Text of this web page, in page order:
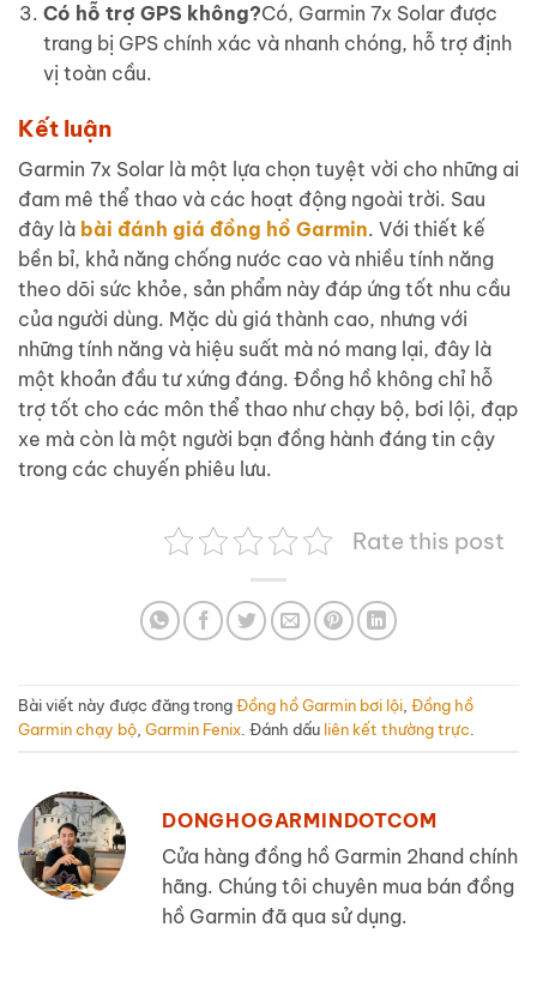
Có hỗ trợ GPS không?Có, Garmin 7x Solar được
trang bị GPS chính xác và nhanh chóng, hỗ trợ định
vị toàn cầu.
Kết luận
Garmin 7x Solar là một lựa chọn tuyệt vời cho những ai
đam mê thể thao và các hoạt động ngoài trời. Sau
đây là bài đánh giá đồng hồ Garmin. Với thiết kế
bền bỉ, khả năng chống nước cao và nhiều tính năng
theo dõi sức khỏe, sản phẩm này đáp ứng tốt nhu cầu
của người dùng. Mặc dù giá thành cao, nhưng với
những tính năng và hiệu suất mà nó mang lại, đây là
một khoản đầu tư xứng đáng. Đồng hồ không chỉ hỗ
trợ tốt cho các môn thể thao như chạy bộ, bơi lội, đạp
xe mà còn là một người bạn đồng hành đáng tin cậy
trong các chuyến phiêu lưu.
Rate this post
Bài viết này được đăng trongĐồng hồ Garmin bơi lội, Đồng hồ
Garmin chạy bộ, Garmin Fenix. Đánh dấu liên kết thường trực.
DONGHOGARMINDOTCOM
Cửa hàng đồng hồ Garmin 2hand chính
hãng. Chúng tôi chuyên mua bán đồng
hồ Garmin đã qua sử dụng.